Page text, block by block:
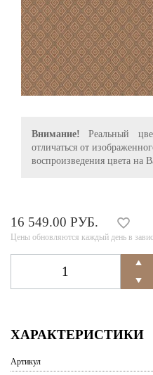
Внимание! Реальный
отличаться от
воспроизведения цвета на
16 549.00 РУБ.
Цены обновляются каждый день в
ХАРАКТЕРИСТИКИ
Артикул